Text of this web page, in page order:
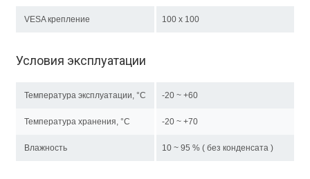
VESA крепление 100 x 100
Условия эксплуатации
Температура эксплуатации, °C -20 ~ +60
Температура хранения, °C -20 ~ +70
Влажность 10 ~ 95 % ( без конденсата )